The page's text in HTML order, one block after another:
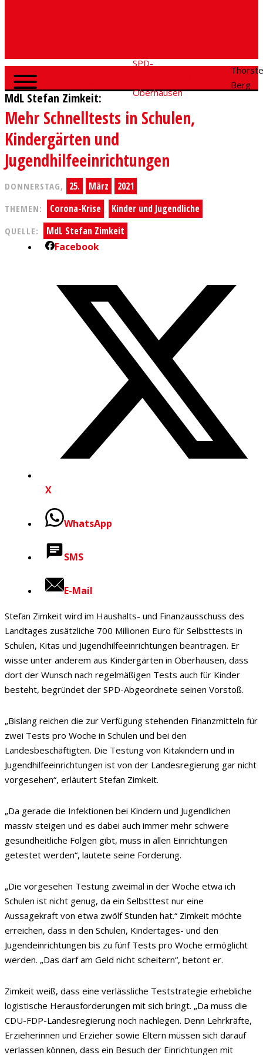
SPD-
Oberhausen
Berg
MdL Stefan Zimkeit:
Mehr Schnelltests in Schulen,
Kindergärten und
Jugendhilfeeinrichtungen
DONNERSTAG, 25. März 2021
THEMEN: Corona-Krise , Kinder und Jugendliche
QUELLE:
MdL Stefan Zimkeit
Facebook
X
WhatsApp
SMS
E-Mail
Stefan Zimkeit wird im Haushalts- und Finanzausschuss des
Landtages zusätzliche 700 Millionen Euro für Selbsttests in
Schulen, Kitas und Jugendhilfeeinrichtungen beantragen. Er
wisse unter anderem aus Kindergärten in Oberhausen, dass
dort der Wunsch nach regelmäßigen Tests auch für Kinder
besteht, begründet der SPD-Abgeordnete seinen Vorstoß.
„Bislang reichen die zur Verfügung stehenden Finanzmitteln für
zwei Tests pro Woche in Schulen und bei den
Landesbeschäftigten. Die Testung von Kitakindern und in
Jugendhilfeeinrichtungen ist von der Landesregierung gar nicht
vorgesehen“, erläutert Stefan Zimkeit.
„Da gerade die Infektionen bei Kindern und Jugendlichen
massiv steigen und es dabei auch immer mehr schwere
gesundheitliche Folgen gibt, muss in allen Einrichtungen
getestet werden“, lautete seine Forderung.
„Die vorgesehen Testung zweimal in der Woche etwa ich
Schulen ist nicht genug, da ein Selbsttest nur eine
Aussagekraft von etwa zwölf Stunden hat.“ Zimkeit möchte
erreichen, dass in den Schulen, Kindertages- und den
Jugendeinrichtungen bis zu fünf Tests pro Woche ermöglicht
werden. „Das darf am Geld nicht scheitern“, betont er.
Zimkeit weiß, dass eine verlässliche Teststrategie erhebliche
logistische Herausforderungen mit sich bringt. „Da muss die
CDU-FDP-Landesregierung noch nachlegen. Denn Lehrkräfte,
Erzieherinnen und Erzieher sowie Eltern müssen sich darauf
verlassen können, dass ein Besuch der Einrichtungen mit